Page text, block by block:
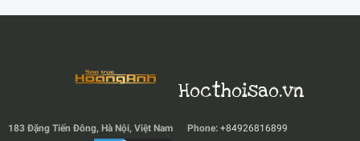
Hocthoisao.vn
Phone: +84926816899
183 Đặng Tiến Đông, Hà Nội, Việt Nam